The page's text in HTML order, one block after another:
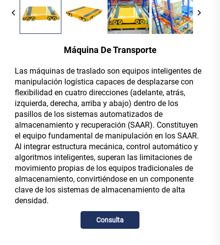
Máquina De Transporte
Las máquinas de traslado son equipos inteligentes de
manipulación logística capaces de desplazarse con
flexibilidad en cuatro direcciones (adelante, atrás,
izquierda, derecha, arriba y abajo) dentro de los
pasillos de los sistemas automatizados de
almacenamiento y recuperación (SAAR). Constituyen
el equipo fundamental de manipulación en los SAAR.
Al integrar estructura mecánica, control automático y
algoritmos inteligentes, superan las limitaciones de
movimiento propias de los equipos tradicionales de
almacenamiento, convirtiéndose en un componente
clave de los sistemas de almacenamiento de alta
densidad.
Consulta